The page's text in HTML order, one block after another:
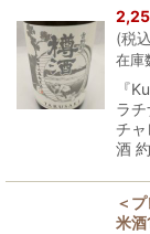
(税込
在庫
『
ラ
チ
酒
＜
米